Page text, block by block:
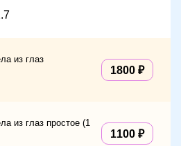
из глаз
1800
из глаз простое (1
1100